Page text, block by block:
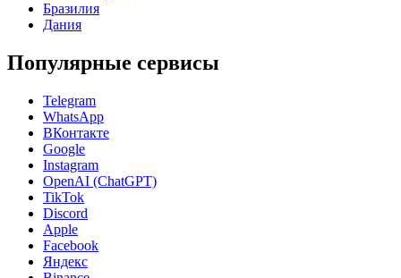
Бразилия
Дания
Популярные сервисы
Telegram
WhatsApp
ВКонтакте
Google
Instagram
OpenAI (ChatGPT)
TikTok
Discord
Apple
Facebook
Яндекс